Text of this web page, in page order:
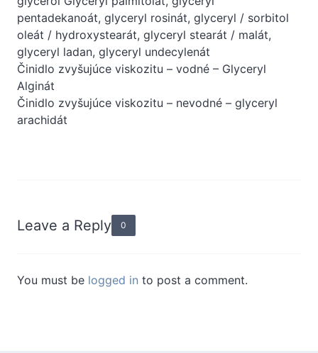
pentadekanoát, glyceryl rosinát, glyceryl / sorbitol
oleát / hydroxystearát, glyceryl stearát / malát,
glyceryl ladan, glyceryl undecylenát
Činidlo zvyšujúce viskozitu – vodné – Glyceryl
Alginát
Činidlo zvyšujúce viskozitu – nevodné – glyceryl
arachidát
Leave a Reply 0
You must be logged in to post a comment.